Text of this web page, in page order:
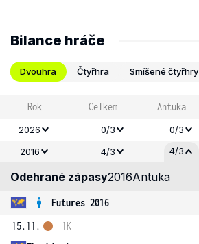
Bilance hráče
Dvouhra Čtyřhra Smíšené čtyřhry
Rok Celkem Antuka
2026 0/3 0/3
2016 4/3 4/3
Odehrané zápasy2016Antuka
Futures 2016
15.11.
1K